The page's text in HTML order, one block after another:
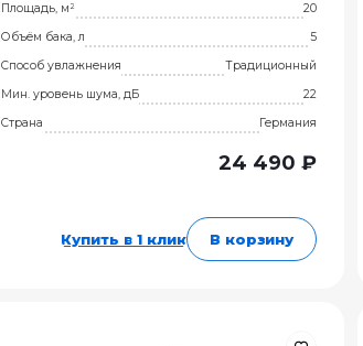
Площадь, м²
20
Объём бака, л
5
Способ увлажнения
Традиционный
Мин. уровень шума, дБ
22
Страна
Германия
24 490 ₽
Купить в 1 клик В корзину